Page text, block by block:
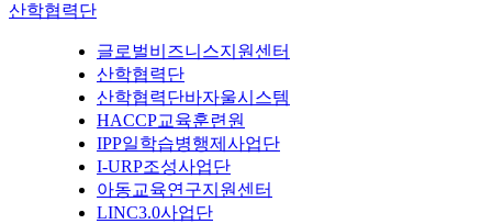
산학협력단
글로벌비즈니스지원센터
산학협력단
산학협력단바자울시스템
HACCP교육훈련원
IPP일학습병행제사업단
I-URP조성사업단
아동교육연구지원센터
LINC3.0사업단